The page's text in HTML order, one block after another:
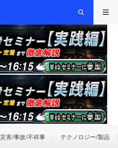
災害/事故/不祥事 テクノロジー/製品